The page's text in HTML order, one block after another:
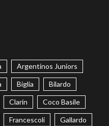
Argentinos Juniors
Biglia Bilardo
Clarín Coco Basile
Francescoli Gallardo